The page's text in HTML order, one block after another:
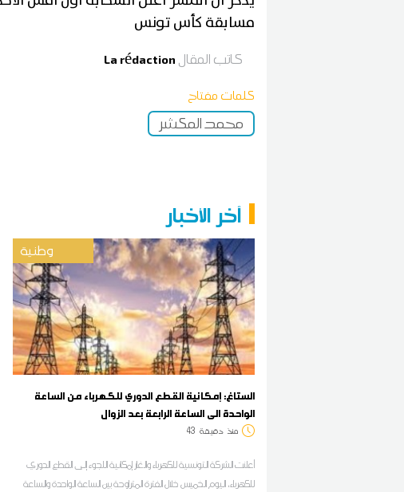
مسابقة كأس تونس
كاتب المقال La rédaction
كلمات مفتاح
محمد المكشر
آخر الأخبار
وطنية
الستاغ: إمكانية القطع الدوري للكهرباء من الساعة
الواحدة الى الساعة الرابعة بعد الزوال
منذ دقيقة 43
أعلنت الشركة التونسية للكهرباء والغاز إمكانية اللجوء إلى القطع الدوري
للكهرباء، اليوم الخميس خلال الفترة المتراوحة بين الساعة الواحدة والساعة